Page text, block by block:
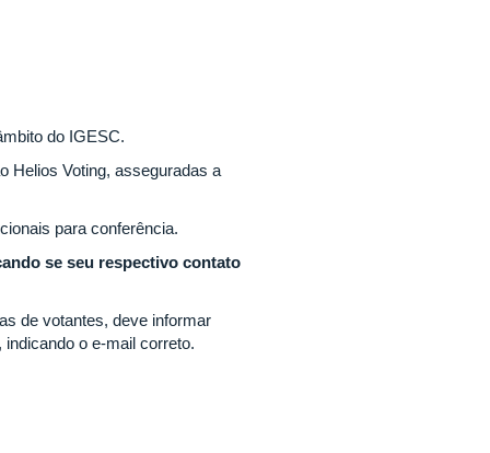
do IGESC.
Helios Voting, asseguradas a
para conferência.
se seu respectivo contato
de votantes, deve informar
, indicando o e-mail correto.